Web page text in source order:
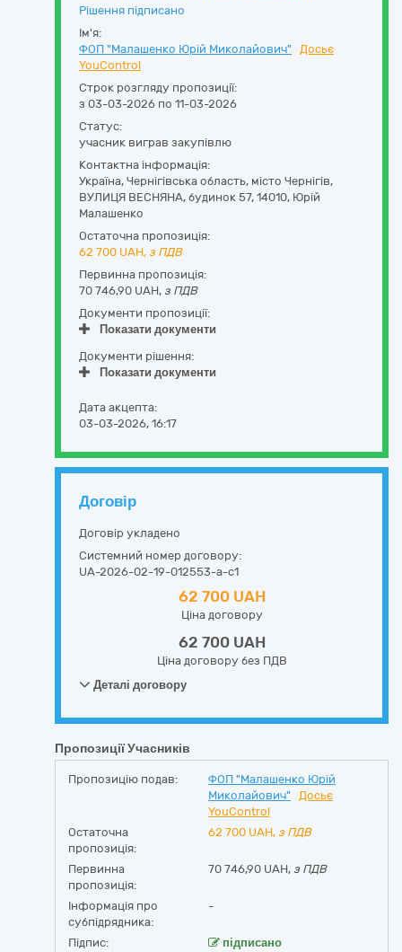
Рішення підписано
Ім'я:
ФОП "Малашенко Юрій Миколайович"
Досьє
YouControl
Строк розгляду пропозиції:
з 03-03-2026 по 11-03-2026
Статус:
учасник виграв закупівлю
Контактна інформація:
Україна, Чернігівська область, місто Чернігів,
ВУЛИЦЯ ВЕСНЯНА, будинок 57, 14010, Юрій
Малашенко
Остаточна пропозиція:
62 700 UAH, з ПДВ
Первинна пропозиція:
70 746,90 UAH, з ПДВ
Документи пропозиції:
Показати документи
Документи рішення:
Показати документи
Дата акцепта:
03-03-2026, 16:17
Договір
Договір укладено
Системний номер договору:
UA-2026-02-19-012553-a-c1
62 700 UAH
Ціна договору
62 700 UAH
Ціна договору без ПДВ
Деталі договору
Пропозиції Учасників
Пропозицію подав:
ФОП "Малашенко Юрій
Миколайович"
Досьє
YouControl
Остаточна
пропозиція:
62 700 UAH, з ПДВ
Первинна
пропозиція:
70 746,90 UAH, з ПДВ
Інформація про
субпідрядника:
-
Підпис: підписано